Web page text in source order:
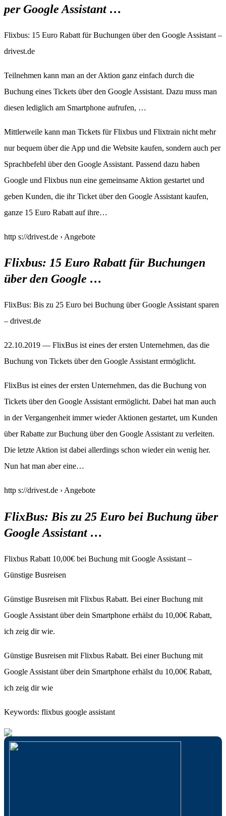
per Google Assistant …
Flixbus: 15 Euro Rabatt für Buchungen über den Google Assistant –
drivest.de
Teilnehmen kann man an der Aktion ganz einfach durch die
Buchung eines Tickets über den Google Assistant. Dazu muss man
diesen lediglich am Smartphone aufrufen, …
Mittlerweile kann man Tickets für Flixbus und Flixtrain nicht mehr
nur bequem über die App und die Website kaufen, sondern auch per
Sprachbefehl über den Google Assistant. Passend dazu haben
Google und Flixbus nun eine gemeinsame Aktion gestartet und
geben Kunden, die ihr Ticket über den Google Assistant kaufen,
ganze 15 Euro Rabatt auf ihre…
http s://drivest.de › Angebote
Flixbus: 15 Euro Rabatt für Buchungen
über den Google …
FlixBus: Bis zu 25 Euro bei Buchung über Google Assistant sparen
– drivest.de
22.10.2019 — FlixBus ist eines der ersten Unternehmen, das die
Buchung von Tickets über den Google Assistant ermöglicht.
FlixBus ist eines der ersten Unternehmen, das die Buchung von
Tickets über den Google Assistant ermöglicht. Dabei hat man auch
in der Vergangenheit immer wieder Aktionen gestartet, um Kunden
über Rabatte zur Buchung über den Google Assistant zu verleiten.
Die letzte Aktion ist dabei allerdings schon wieder ein wenig her.
Nun hat man aber eine…
http s://drivest.de › Angebote
FlixBus: Bis zu 25 Euro bei Buchung über
Google Assistant …
Flixbus Rabatt 10,00€ bei Buchung mit Google Assistant –
Günstige Busreisen
Günstige Busreisen mit Flixbus Rabatt. Bei einer Buchung mit
Google Assistant über dein Smartphone erhälst du 10,00€ Rabatt,
ich zeig dir wie.
Günstige Busreisen mit Flixbus Rabatt. Bei einer Buchung mit
Google Assistant über dein Smartphone erhälst du 10,00€ Rabatt,
ich zeig dir wie
Keywords: flixbus google assistant